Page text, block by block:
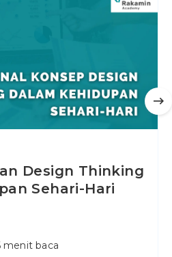
Design Thinking
Sehari-Hari
menit baca